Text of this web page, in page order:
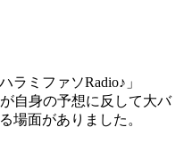
ラミファソRadio♪」
自身の予想に反して大バ
場面がありました。